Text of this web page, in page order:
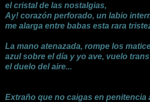
el cristal de las nostalgias,
Ay! corazón perforado, un labio
me alarga entre babas esta rara
La mano atenazada, rompe los
azul sobre el día y yo ave, vuelo
el duelo del aire...
Extraño que no caigas en penitencia